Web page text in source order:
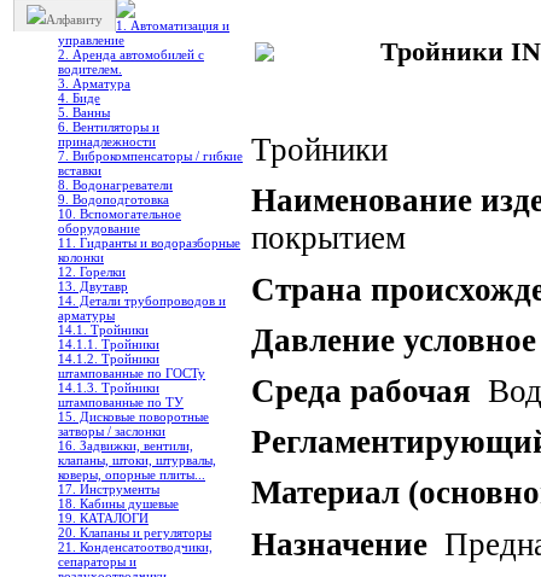
Алфавиту
1. Автоматизация и
управление
2. Аренда автомобилей с
водителем.
3. Арматура
4. Биде
5. Ванны
6. Вентиляторы и
принадлежности
7. Виброкомпенсаторы / гибкие
вставки
8. Водонагреватели
9. Водоподготовка
10. Вспомогательное
оборудование
11. Гидранты и водоразборные
колонки
12. Горелки
13. Двутавр
14. Детали трубопроводов и
арматуры
14.1. Тройники
14.1.1. Тройники
14.1.2. Тройники
штампованные по ГОСТу
14.1.3. Тройники
штампованные по ТУ
15. Дисковые поворотные
затворы / заслонки
16. Задвижки, вентили,
клапаны, штоки, штурвалы,
коверы, опорные плиты...
17. Инструменты
18. Кабины душевые
19. КАТАЛОГИ
20. Клапаны и регуляторы
21. Конденсатоотводчики,
сепараторы и
Тройники
Тройники
Наименование
покрытием
Страна
Давление
Среда рабочая
Материал
Назначение